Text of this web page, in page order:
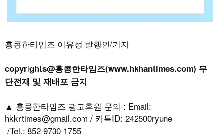
홍콩한타임즈 이유성 발행인/기자
copyrights@홍콩한타임즈(www.hkhantimes.com) 무
단전재 및 재배포 금지
▲ 홍콩한타임즈 광고후원 문의 : Email:
hkkrtimes@gmail.com / 카톡ID: 242500ryune
/Tel.: 852 9730 1755